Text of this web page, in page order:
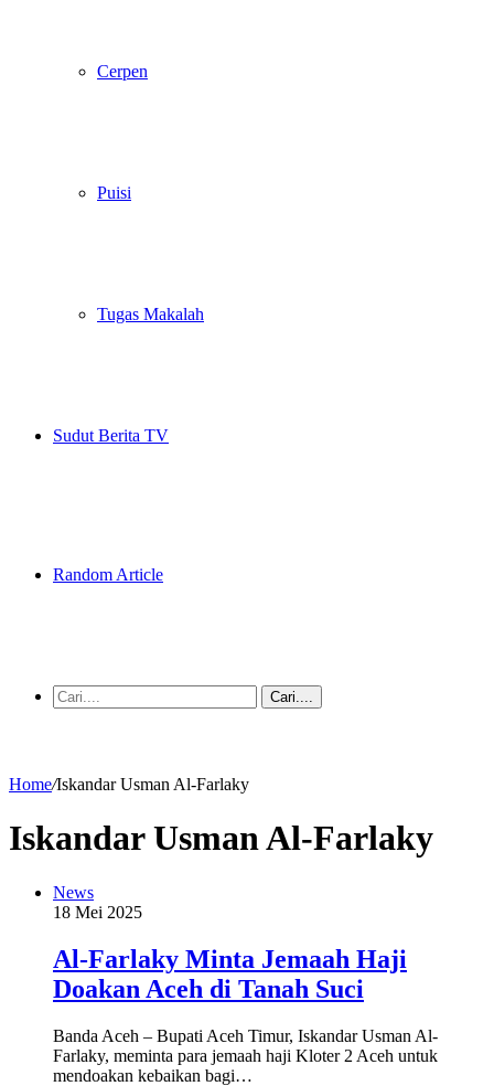
Cerpen
Puisi
Tugas Makalah
Sudut Berita TV
Random Article
Cari....
Home/Iskandar Usman Al-Farlaky
Iskandar Usman Al-Farlaky
News
18 Mei 2025
Al-Farlaky Minta Jemaah Haji
Doakan Aceh di Tanah Suci
Banda Aceh – Bupati Aceh Timur, Iskandar Usman Al-
Farlaky, meminta para jemaah haji Kloter 2 Aceh untuk
mendoakan kebaikan bagi…